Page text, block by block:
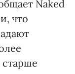
Naked
что